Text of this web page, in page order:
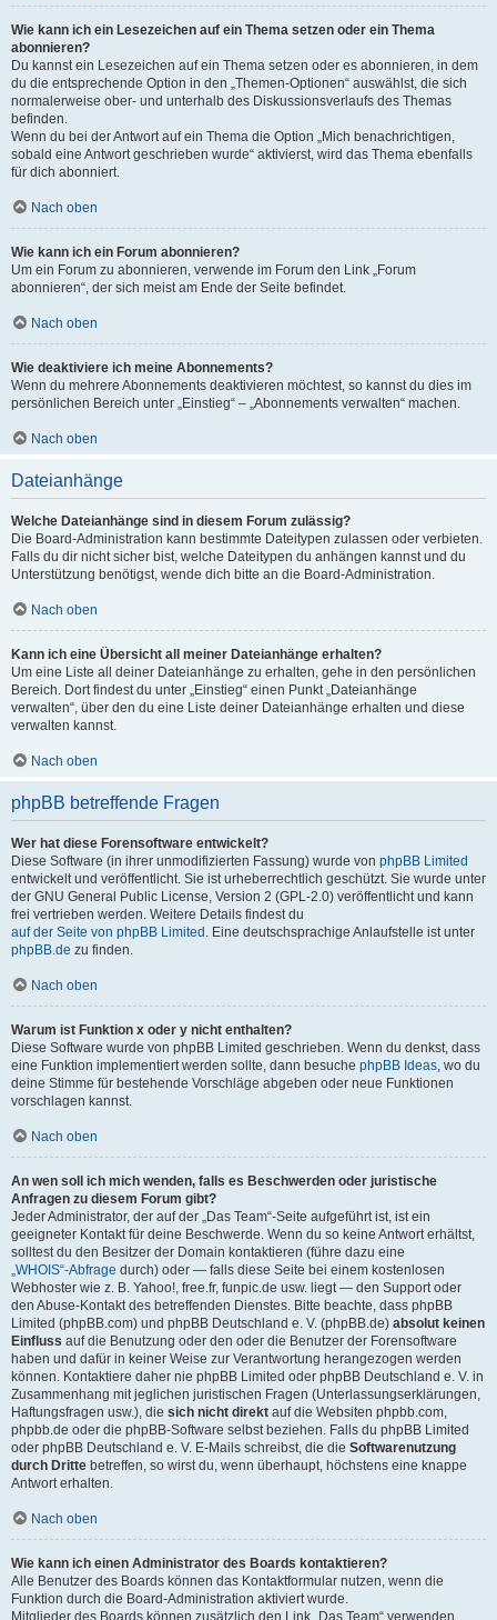
Wie kann ich ein Lesezeichen auf ein Thema setzen oder ein Thema
abonnieren?
Du kannst ein Lesezeichen auf ein Thema setzen oder es abonnieren, in dem
du die entsprechende Option in den „Themen-Optionen“ auswählst, die sich
normalerweise ober- und unterhalb des Diskussionsverlaufs des Themas
befinden.
Wenn du bei der Antwort auf ein Thema die Option „Mich benachrichtigen,
sobald eine Antwort geschrieben wurde“ aktivierst, wird das Thema ebenfalls
für dich abonniert.
Nach oben
Wie kann ich ein Forum abonnieren?
Um ein Forum zu abonnieren, verwende im Forum den Link „Forum
abonnieren“, der sich meist am Ende der Seite befindet.
Nach oben
Wie deaktiviere ich meine Abonnements?
Wenn du mehrere Abonnements deaktivieren möchtest, so kannst du dies im
persönlichen Bereich unter „Einstieg“ – „Abonnements verwalten“ machen.
Nach oben
Dateianhänge
Welche Dateianhänge sind in diesem Forum zulässig?
Die Board-Administration kann bestimmte Dateitypen zulassen oder verbieten.
Falls du dir nicht sicher bist, welche Dateitypen du anhängen kannst und du
Unterstützung benötigst, wende dich bitte an die Board-Administration.
Nach oben
Kann ich eine Übersicht all meiner Dateianhänge erhalten?
Um eine Liste all deiner Dateianhänge zu erhalten, gehe in den persönlichen
Bereich. Dort findest du unter „Einstieg“ einen Punkt „Dateianhänge
verwalten“, über den du eine Liste deiner Dateianhänge erhalten und diese
verwalten kannst.
Nach oben
phpBB betreffende Fragen
Wer hat diese Forensoftware entwickelt?
Diese Software (in ihrer unmodifizierten Fassung) wurde von phpBB Limited
entwickelt und veröffentlicht. Sie ist urheberrechtlich geschützt. Sie wurde unter
der GNU General Public License, Version 2 (GPL-2.0) veröffentlicht und kann
frei vertrieben werden. Weitere Details findest du
auf der Seite von phpBB Limited . Eine deutschsprachige Anlaufstelle ist unter
phpBB.de zu finden.
Nach oben
Warum ist Funktion x oder y nicht enthalten?
Diese Software wurde von phpBB Limited geschrieben. Wenn du denkst, dass
eine Funktion implementiert werden sollte, dann besuche phpBB Ideas, wo du
deine Stimme für bestehende Vorschläge abgeben oder neue Funktionen
vorschlagen kannst.
Nach oben
An wen soll ich mich wenden, falls es Beschwerden oder juristische
Anfragen zu diesem Forum gibt?
Jeder Administrator, der auf der „Das Team“-Seite aufgeführt ist, ist ein
geeigneter Kontakt für deine Beschwerde. Wenn du so keine Antwort erhältst,
solltest du den Besitzer der Domain kontaktieren (führe dazu eine
„WHOIS“-Abfrage durch) oder — falls diese Seite bei einem kostenlosen
Webhoster wie z. B. Yahoo!, free.fr, funpic.de usw. liegt — den Support oder
den Abuse-Kontakt des betreffenden Dienstes. Bitte beachte, dass phpBB
Limited (phpBB.com) und phpBB Deutschland e. V. (phpBB.de) absolut keinen
Einfluss auf die Benutzung oder den oder die Benutzer der Forensoftware
haben und dafür in keiner Weise zur Verantwortung herangezogen werden
können. Kontaktiere daher nie phpBB Limited oder phpBB Deutschland e. V. in
Zusammenhang mit jeglichen juristischen Fragen (Unterlassungserklärungen,
Haftungsfragen usw.), die sich nicht direkt auf die Websiten phpbb.com,
phpbb.de oder die phpBB-Software selbst beziehen. Falls du phpBB Limited
oder phpBB Deutschland e. V. E-Mails schreibst, die die Softwarenutzung
durch Dritte betreffen, so wirst du, wenn überhaupt, höchstens eine knappe
Antwort erhalten.
Nach oben
Wie kann ich einen Administrator des Boards kontaktieren?
Alle Benutzer des Boards können das Kontaktformular nutzen, wenn die
Funktion durch die Board-Administration aktiviert wurde.
Mitglieder des Boards können zusätzlich den Link „Das Team“ verwenden.